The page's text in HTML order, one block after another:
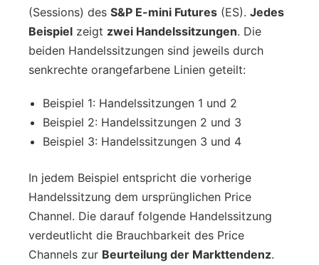
(Sessions) des S&P E-mini Futures (ES). Jedes
Beispiel zeigt zwei Handelssitzungen. Die
beiden Handelssitzungen sind jeweils durch
senkrechte orangefarbene Linien geteilt:
Beispiel 1: Handelssitzungen 1 und 2
Beispiel 2: Handelssitzungen 2 und 3
Beispiel 3: Handelssitzungen 3 und 4
In jedem Beispiel entspricht die vorherige
Handelssitzung dem ursprünglichen Price
Channel. Die darauf folgende Handelssitzung
verdeutlicht die Brauchbarkeit des Price
Channels zur Beurteilung der Markttendenz.